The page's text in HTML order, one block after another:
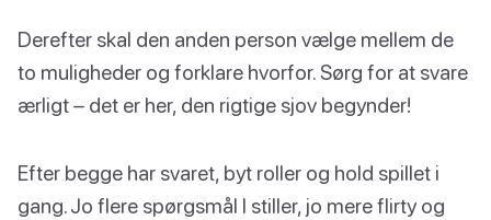
Derefter skal den anden person vælge mellem de
to muligheder og forklare hvorfor. Sørg for at svare
ærligt – det er her, den rigtige sjov begynder!
Efter begge har svaret, byt roller og hold spillet i
gang. Jo flere spørgsmål I stiller, jo mere flirty og